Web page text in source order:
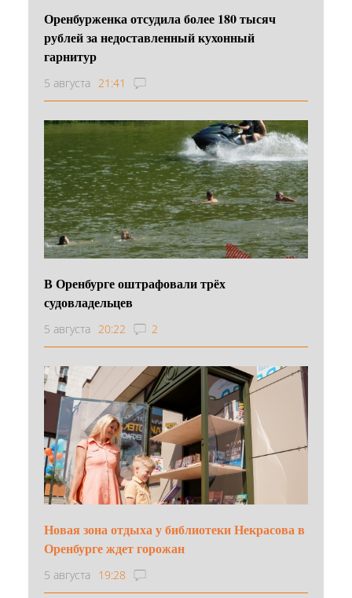
Оренбурженка отсудила более 180 тысяч
рублей за недоставленный кухонный
гарнитур
5 августа 21:41
В Оренбурге оштрафовали трёх
судовладельцев
5 августа 20:22 2
Новая зона отдыха у библиотеки Некрасова в
Оренбурге ждет горожан
5 августа 19:28